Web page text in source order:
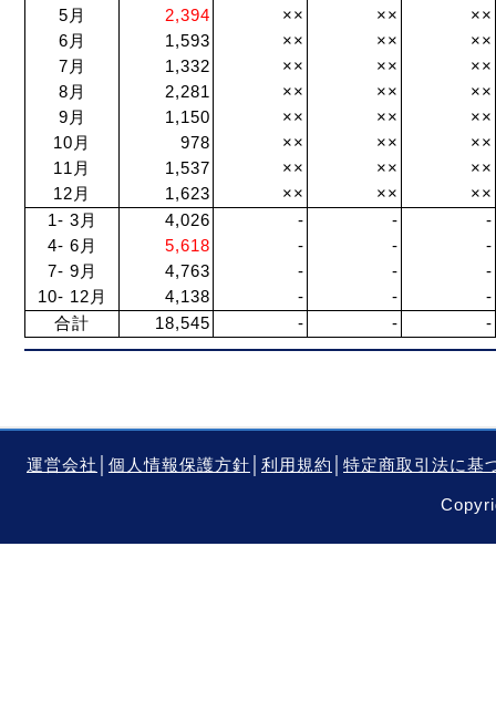
5月
2,394 ×× ××
××
6月
1,593 ×× ××
××
7月
1,332 ×× ××
××
8月
2,281 ×× ××
××
9月
1,150 ×× ××
××
10月
978 ×× ××
××
11月
1,537 ×× ××
××
12月
1,623 ×× ××
××
1- 3月
4,026 - -
-
4- 6月
5,618 - -
-
7- 9月
4,763 - -
-
10- 12月
4,138 - -
-
合計
18,545 - - -
運営会社 個人情報保護方針 利用規約 特定商取引法に基